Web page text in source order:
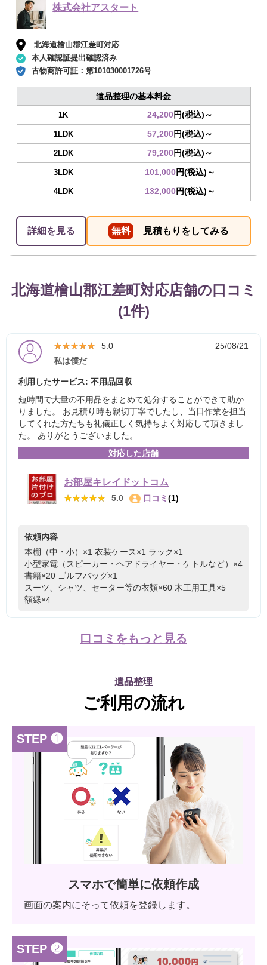
株式会社アスタート
北海道檜山郡江差町対応
本人確認証提出確認済み
古物商許可証：第101030001726号
遺品整理の基本料金
1K 24,200円(税込)～
1LDK 57,200円(税込)～
2LDK 79,200円(税込)～
3LDK 101,000円(税込)～
4LDK 132,000円(税込)～
詳細を見る 無料 見積もりをしてみる
北海道檜山郡江差町対応店舗の口コミ
(1件)
★★★★★
★★★★★ 5.0
25/08/21
私は僕だ
利用したサービス: 不用品回収
短時間で大量の不用品をまとめて処分することができて助か
りました。 お見積り時も親切丁寧でしたし、当日作業を担当
してくれた方たちも礼儀正しく気持ちよく対応して頂きまし
た。 ありがとうございました。
対応した店舗
お部屋キレイドットコム
★★★★★
★★★★★ 5.0 口コミ (1)
依頼内容
本棚（中・小）×1 衣装ケース×1 ラック×1
小型家電（スピーカー・ヘアドライヤー・ケトルなど）×4
書籍×20 ゴルフバッグ×1
スーツ、シャツ、セーター等の衣類×60 木工用工具×5
額縁×4
口コミをもっと見る
遺品整理
ご利用の流れ
STEP ❶
スマホで簡単に依頼作成
画面の案内にそって依頼を登録します。
STEP ❷